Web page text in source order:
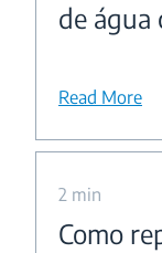
de água
Read More
2 min
Como